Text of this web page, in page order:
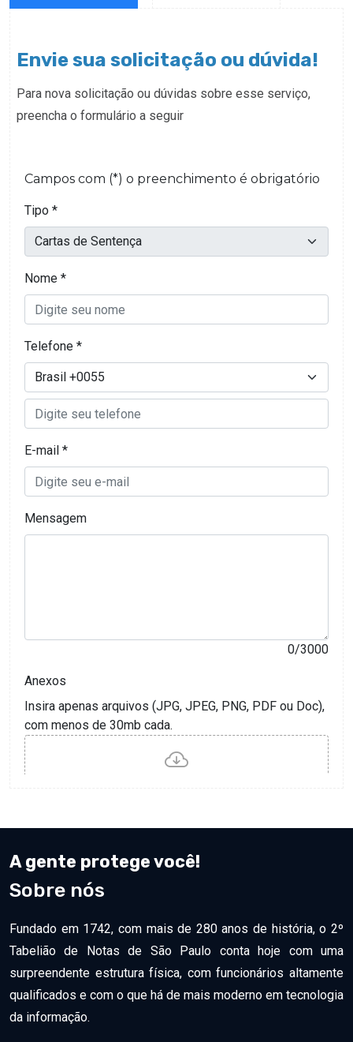
Envie sua solicitação ou dúvida!
Para nova solicitação ou dúvidas sobre esse serviço,
preencha o formulário a seguir
A gente protege você!
Sobre nós
Fundado em 1742, com mais de 280 anos de história, o 2º
Tabelião de Notas de São Paulo conta hoje com uma
surpreendente estrutura física, com funcionários altamente
qualificados e com o que há de mais moderno em tecnologia
da informação.